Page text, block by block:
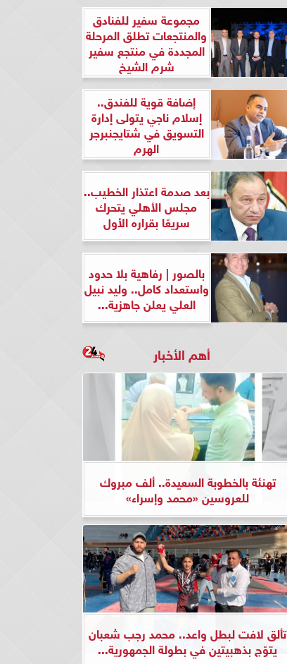
مجموعة سفير للفنادق
والمنتجعات تطلق المرحلة
المجددة في منتجع سفير
شرم الشيخ
إضافة قوية للفندق..
إسلام ناجي يتولى إدارة
التسويق في شتايجنبرجر
الهرم
بعد صدمة اعتذار الخطيب..
مجلس الأهلي يتحرك
سريعًا بقراره الأول
بالصور | رفاهية بلا حدود
واستعداد كامل.. وليد نبيل
العلي يعلن جاهزية...
أهم الأخبار
تهنئة بالخطوبة السعيدة.. ألف مبروك
للعروسين «محمد وإسراء»
تألق لافت لبطل واعد.. محمد رجب شعبان
يتوّج بذهبيتين في بطولة الجمهورية...